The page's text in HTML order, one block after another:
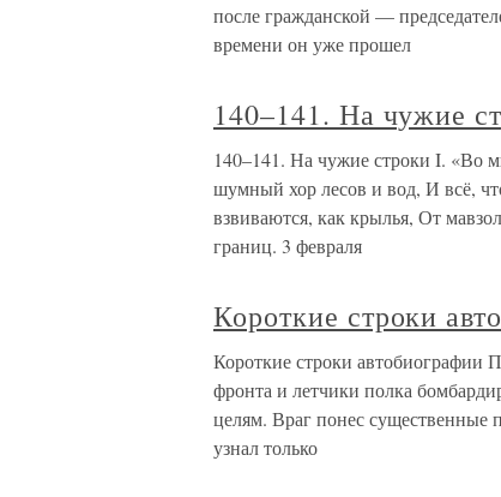
после гражданской —
времени он уже прошел
140–141. На чужие
140–141. На чужие строки I. «Во
шумный хор лесов и вод, И всё,
взвиваются, как крылья, От
границ. 3 февраля
Короткие строки
Короткие строки автобиографии
фронта и летчики полка
целям. Враг понес существенные
узнал только